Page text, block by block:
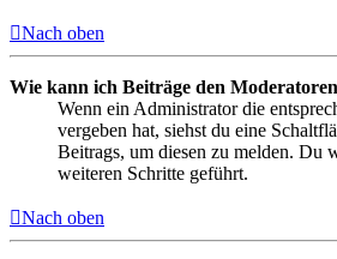
Nach oben
Wie kann ich Beiträge den
Wenn ein Administrator die
vergeben hat, siehst du eine
Beitrags, um diesen zu melden. Du
weiteren Schritte geführt.
Nach oben